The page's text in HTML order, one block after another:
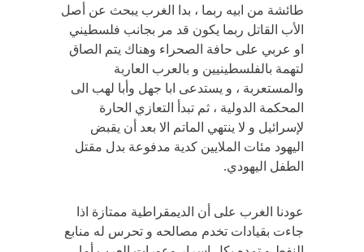
طائشة من ابيه ربما ، بدا الغرب يبحث عن أصل
الأب القاتل ربما يكون قد مر بجانب فلسطيني
او عربي على حافة الصحراء وهناك يتم الصاق
لتهمة بالفلسطينيين و بالعرب العاربة
والمستعربة ، و يستدعى ابا جهل وأبا لهب الى
المحكمة الدولية ، ثم تبدأ التعازي الحارة
لإسرائيل و لا ينتهي الماتم الا بعد أن يقبض
اليهود مئات الملايين كدية مدفوعة بدل مقتل
الطفل اليهودي.
عودنا الغرب على أن الديمقراطية ممتازة اذا
جاءت بقيادات تخدم مصالحه و تحرس له منابع